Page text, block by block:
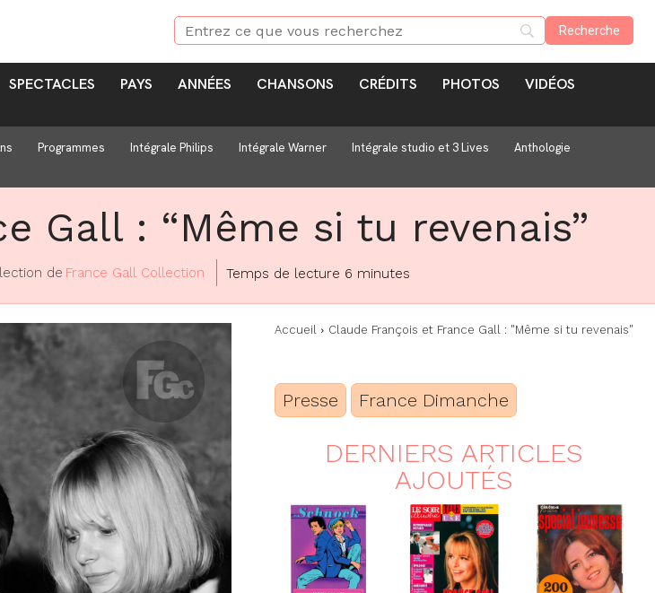
SPECTACLES PAYS ANNÉES CHANSONS CRÉDITS PHOTOS
VIDÉOS
Programmes Intégrale Philips Intégrale Warner Intégrale studio et 3 Lives
Anthologie
Gall : “Même si tu revenais”
de France Gall Collection Temps de lecture 6 minutes
Accueil Claude François et France Gall : "Même si tu revenais"
Presse France Dimanche
DERNIERS ARTICLES
AJOUTÉS